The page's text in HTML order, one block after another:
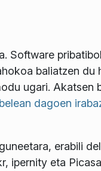
Software
baliatzen
ugari. Akatsen
dagoen
erabili
ipernity eta